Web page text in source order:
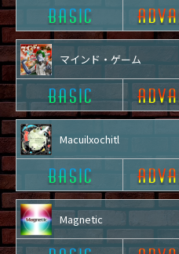
マインド・ゲーム
Macuilxochitl
Magnetic